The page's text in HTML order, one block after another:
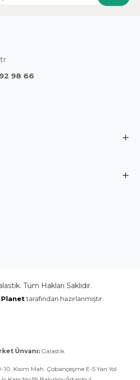
98 66
Tüm Hakları Saklıdır.
tarafından hazırlanmıştır.
Ünvanı: Galastik
Kısım Mah. Çobançeşme E-5 Yan Yol